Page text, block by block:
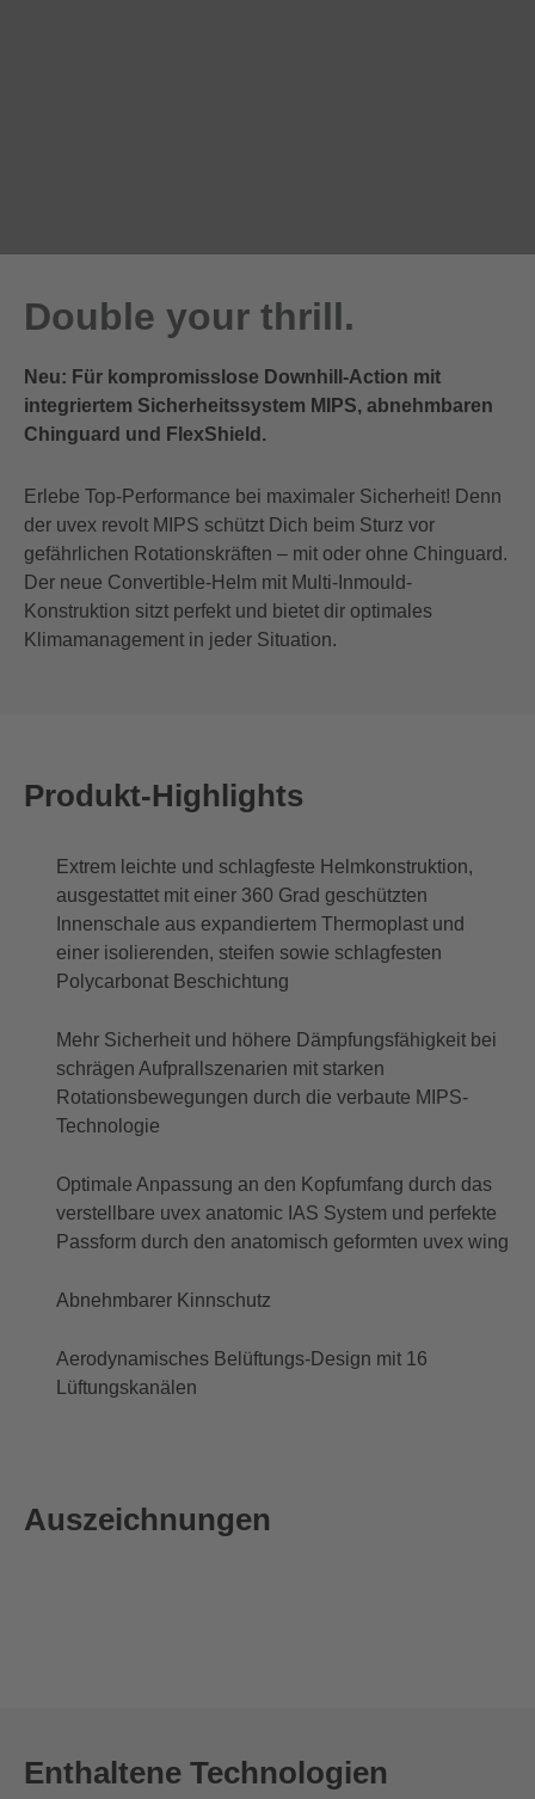
Double your thrill.
Neu: Für kompromisslose Downhill-Action mit
integriertem Sicherheitssystem MIPS, abnehmbaren
Chinguard und FlexShield.
Erlebe Top-Performance bei maximaler Sicherheit! Denn
der uvex revolt MIPS schützt Dich beim Sturz vor
gefährlichen Rotationskräften – mit oder ohne Chinguard.
Der neue Convertible-Helm mit Multi-Inmould-
Konstruktion sitzt perfekt und bietet dir optimales
Klimamanagement in jeder Situation.
Produkt-Highlights
Extrem leichte und schlagfeste Helmkonstruktion,
ausgestattet mit einer 360 Grad geschützten
Innenschale aus expandiertem Thermoplast und
einer isolierenden, steifen sowie schlagfesten
Polycarbonat Beschichtung
Mehr Sicherheit und höhere Dämpfungsfähigkeit bei
schrägen Aufprallszenarien mit starken
Rotationsbewegungen durch die verbaute MIPS-
Technologie
Optimale Anpassung an den Kopfumfang durch das
verstellbare uvex anatomic IAS System und perfekte
Passform durch den anatomisch geformten uvex wing
Abnehmbarer Kinnschutz
Aerodynamisches Belüftungs-Design mit 16
Lüftungskanälen
Auszeichnungen
Enthaltene Technologien